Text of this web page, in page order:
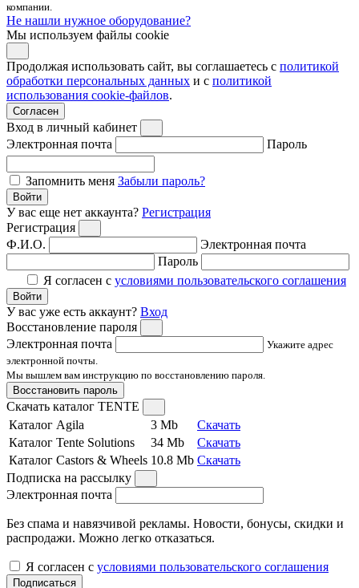
компании.
Не нашли нужное оборудование?
Мы используем файлы cookie
Продолжая использовать сайт, вы соглашаетесь с политикой
обработки персональных данных и с политикой
использования cookie-файлов.
Согласен
Вход в личный кабинет
Электронная почта
Пароль
Запомнить меня Забыли пароль?
Войти
У вас еще нет аккаунта? Регистрация
Регистрация
Ф.И.О.
Электронная почта
Пароль
Я согласен с условиями пользовательского соглашения
Войти
У вас уже есть аккаунт? Вход
Восстановление пароля
Электронная почта
Укажите адрес
электронной почты.
Мы вышлем вам инструкцию по восстановлению пароля.
Восстановить пароль
Скачать каталог TENTE
Каталог Agila
3 Mb
Скачать
Каталог Tente Solutions
34 Mb
Скачать
Каталог Castors & Wheels 10.8 Mb Скачать
Подписка на рассылку
Электронная почта
Без спама и навязчивой рекламы. Новости, бонусы, скидки и
распродажи. Можно легко отказаться.
Я согласен с условиями пользовательского соглашения
Подписаться